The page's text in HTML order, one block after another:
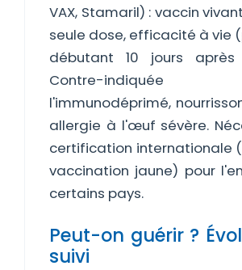
VAX, Stamaril) : vaccin
seule dose, efficacité à vie
débutant 10 jours après
Contre-
l'immunodéprimé,
allergie à l'œuf sévère.
certification internationale
vaccination jaune) pour
certains pays.
Peut-on guérir ?
suivi